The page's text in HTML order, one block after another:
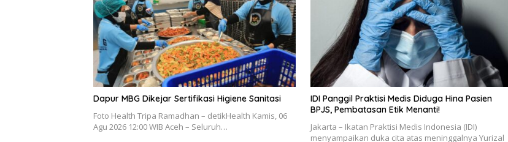
Dapur MBG Dikejar Sertifikasi Higiene Sanitasi
Foto Health Tripa Ramadhan – detikHealth Kamis, 06
Agu 2026 12:00 WIB Aceh – Seluruh…
IDI Panggil Praktisi Medis Diduga Hina Pasien
BPJS, Pembatasan Etik Menanti!
Jakarta – Ikatan Praktisi Medis Indonesia (IDI)
menyampaikan duka cita atas meninggalnya Yurizal